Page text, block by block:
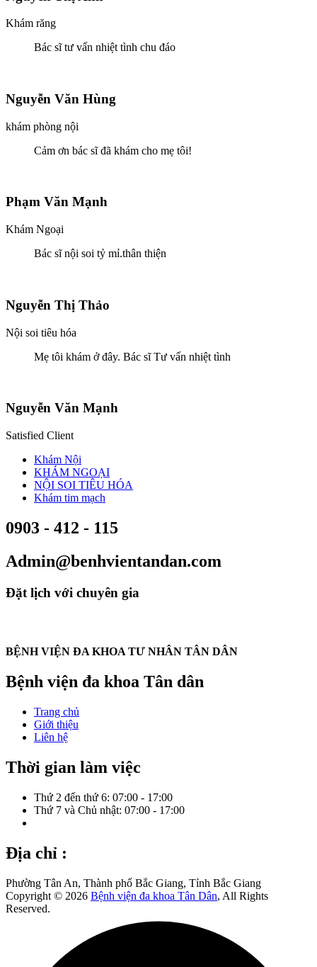
Khám răng
Bác sĩ tư vấn nhiệt tình chu đáo
Nguyễn Văn Hùng
khám phòng nội
Cảm ơn bác sĩ đã khám cho mẹ tôi!
Phạm Văn Mạnh
Khám Ngoại
Bác sĩ nội soi tỷ mỉ.thân thiện
Nguyễn Thị Thảo
Nội soi tiêu hóa
Mẹ tôi khám ở đây. Bác sĩ Tư vấn nhiệt tình
Nguyễn Văn Mạnh
Satisfied Client
Khám Nội
KHÁM NGOẠI
NỘI SOI TIÊU HÓA
Khám tim mạch
0903 - 412 - 115
Admin@benhvientandan.com
Đặt lịch với chuyên gia
BỆNH VIỆN ĐA KHOA TƯ NHÂN TÂN DÂN
Bệnh viện đa khoa Tân dân
Trang chủ
Giới thiệu
Liên hệ
Thời gian làm việc
Thứ 2 đến thứ 6: 07:00 - 17:00
Thứ 7 và Chủ nhật: 07:00 - 17:00
Địa chỉ :
Phường Tân An, Thành phố Bắc Giang, Tỉnh Bắc Giang
Copyright © 2026 Bệnh viện đa khoa Tân Dân, All Rights
Reserved.